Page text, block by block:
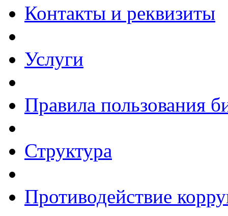
Контакты и реквизиты
Услуги
Правила пользования
Структура
Противодействие